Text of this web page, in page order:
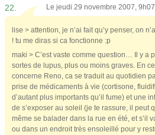
22. Le jeudi 29 novembre 2007,
lise > attention, je n’ai fait qu’y penser, on
! tu me diras si ca fonctionne :p
maki > C’est vaste comme question… Il y a
sortes de lupus, plus ou moins graves. En
concerne Reno, ca se traduit au quotidien
prise de médicaments à vie (cortisone,
d’autant plus importants qu’il fume) et une
de s’exposer au soleil (je te rassure, il peut
même se balader dans la rue en été, et s’il
ou dans un endroit très ensoleillé pour y